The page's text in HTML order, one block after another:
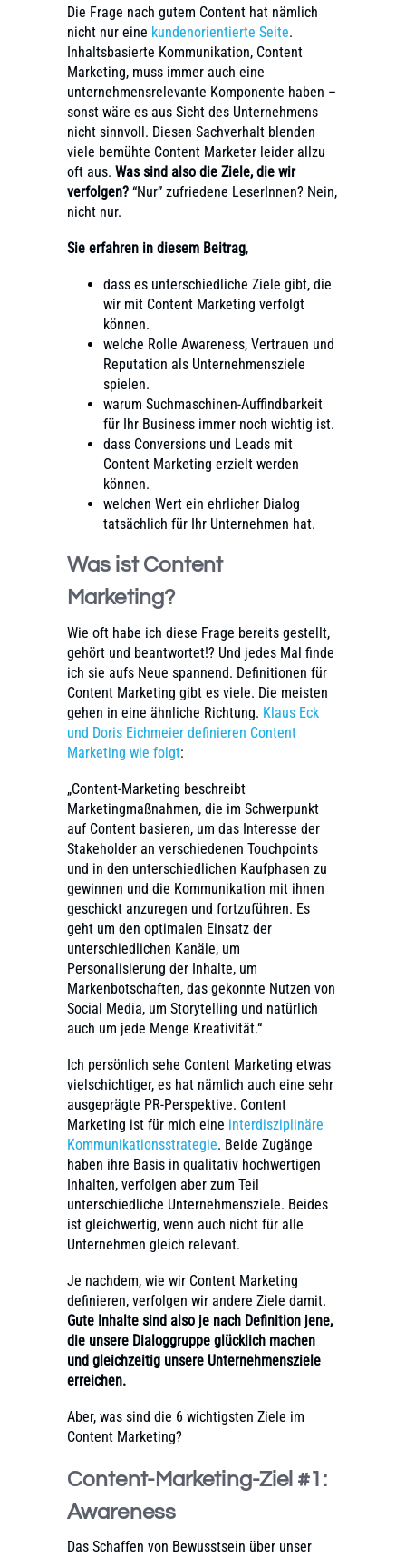
Die Frage nach gutem Content hat nämlich
nicht nur eine kundenorientierte Seite.
Inhaltsbasierte Kommunikation, Content
Marketing, muss immer auch eine
unternehmensrelevante Komponente haben –
sonst wäre es aus Sicht des Unternehmens
nicht sinnvoll. Diesen Sachverhalt blenden
viele bemühte Content Marketer leider allzu
oft aus. Was sind also die Ziele, die wir
verfolgen? “Nur” zufriedene LeserInnen? Nein,
nicht nur.
Sie erfahren in diesem Beitrag,
dass es unterschiedliche Ziele gibt, die
wir mit Content Marketing verfolgt
können.
welche Rolle Awareness, Vertrauen und
Reputation als Unternehmensziele
spielen.
warum Suchmaschinen-Auffindbarkeit
für Ihr Business immer noch wichtig ist.
dass Conversions und Leads mit
Content Marketing erzielt werden
können.
welchen Wert ein ehrlicher Dialog
tatsächlich für Ihr Unternehmen hat.
Was ist Content
Marketing?
Wie oft habe ich diese Frage bereits gestellt,
gehört und beantwortet!? Und jedes Mal finde
ich sie aufs Neue spannend. Definitionen für
Content Marketing gibt es viele. Die meisten
gehen in eine ähnliche Richtung. Klaus Eck
und Doris Eichmeier definieren Content
Marketing wie folgt:
„Content-Marketing beschreibt
Marketingmaßnahmen, die im Schwerpunkt
auf Content basieren, um das Interesse der
Stakeholder an verschiedenen Touchpoints
und in den unterschiedlichen Kaufphasen zu
gewinnen und die Kommunikation mit ihnen
geschickt anzuregen und fortzuführen. Es
geht um den optimalen Einsatz der
unterschiedlichen Kanäle, um
Personalisierung der Inhalte, um
Markenbotschaften, das gekonnte Nutzen von
Social Media, um Storytelling und natürlich
auch um jede Menge Kreativität.“
Ich persönlich sehe Content Marketing etwas
vielschichtiger, es hat nämlich auch eine sehr
ausgeprägte PR-Perspektive. Content
Marketing ist für mich eine interdisziplinäre
Kommunikationsstrategie. Beide Zugänge
haben ihre Basis in qualitativ hochwertigen
Inhalten, verfolgen aber zum Teil
unterschiedliche Unternehmensziele. Beides
ist gleichwertig, wenn auch nicht für alle
Unternehmen gleich relevant.
Je nachdem, wie wir Content Marketing
definieren, verfolgen wir andere Ziele damit.
Gute Inhalte sind also je nach Definition jene,
die unsere Dialoggruppe glücklich machen
und gleichzeitig unsere Unternehmensziele
erreichen.
Aber, was sind die 6 wichtigsten Ziele im
Content Marketing?
Content-Marketing-Ziel #1:
Awareness
Das Schaffen von Bewusstsein über unser